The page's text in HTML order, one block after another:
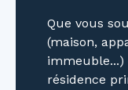
Que vous
(maison,
immeuble...)
résidence